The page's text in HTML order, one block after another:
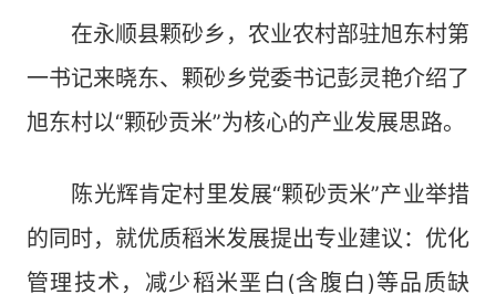
在永顺县颗砂乡，农业农村部驻旭东村第
一书记来晓东、颗砂乡党委书记彭灵艳介绍了
旭东村以“颗砂贡米”为核心的产业发展思路。
陈光辉肯定村里发展“颗砂贡米”产业举措
的同时，就优质稻米发展提出专业建议：优化
管理技术，减少稻米垩白(含腹白)等品质缺